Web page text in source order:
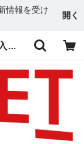
情報を受け
開く
盾の勇者の成り上がり | 輸入アニメステッカー専門店 SUNSET Stickers Store